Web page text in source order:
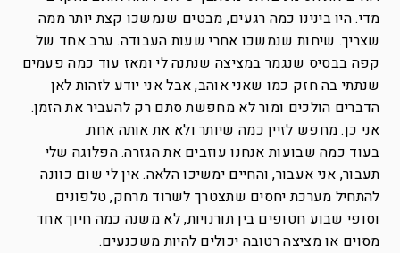
מדי. היו בינינו כמה רגעים, מבטים שנמשכו קצת יותר ממה
שצריך. שיחות שנמשכו אחרי שעות העבודה. ערב אחד של
קפה בבסיס שנגמר במציצה שנתנה לי ומאז עוד כמה פעמים
שנתתי בה חזק כמו שאני אוהב, אבל אני יודע לזהות לאן
הדברים הולכים ומור לא מחפשת סתם רק להעביר את הזמן.
אני כן. מחפש לזיין כמה שיותר ולא את אותה אחת.
בעוד כמה שבועות אנחנו עוזבים את הגזרה. הפלוגה שלי
תעבור, אני אעבור, והחיים ימשיכו הלאה. אין לי שום כוונה
להתחיל מערכת יחסים שתצטרך לשרוד מרחק, טלפונים
וסופי שבוע חטופים בין תורנויות, לא משנה כמה חיוך אחד
מסוים או מציצה רטובה יכולים להיות משכנעים.